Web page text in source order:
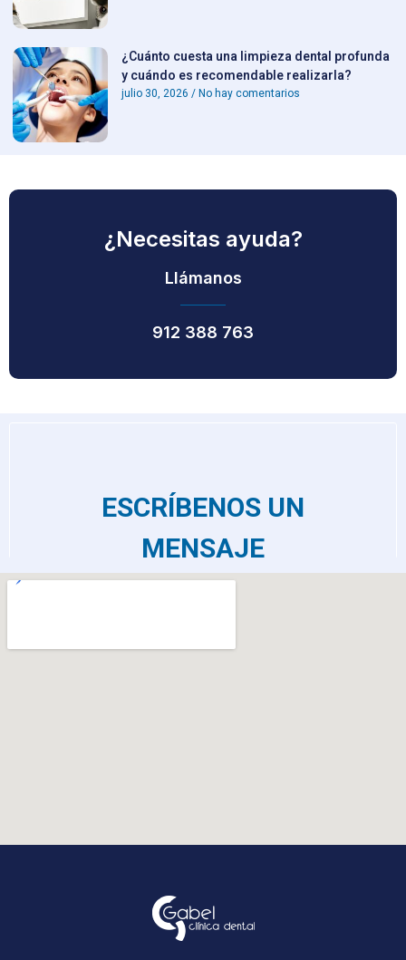
¿Cuánto cuesta una limpieza dental profunda
y cuándo es recomendable realizarla?
julio 30, 2026 No hay comentarios
¿Necesitas ayuda?
Llámanos
912 388 763